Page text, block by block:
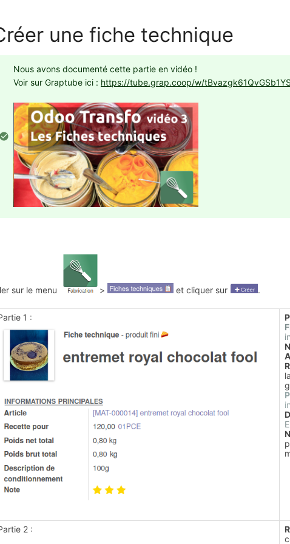
une fiche technique
Nous avons documenté cette partie en vidéo !
Voir sur Graptube ici : https://tube.grap.coop/w/
sur le menu > et cliquer sur .
1 :
2 :